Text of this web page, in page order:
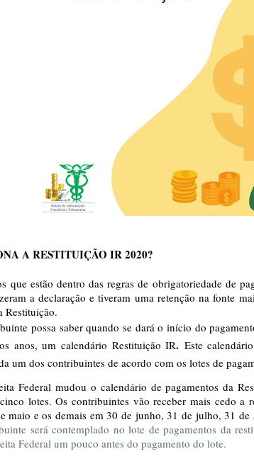
A RESTITUIÇÃO IR 2020?
que estão dentro das regras de obrigatoriedade de
a declaração e tiveram uma retenção na fonte
Restituição.
possa saber quando se dará o início do
anos, um calendário Restituição IR. Este
um dos contribuintes de acordo com os lotes de
Federal mudou o calendário de pagamentos da
lotes. Os contribuintes vão receber mais cedo a
maio e os demais em 30 de junho, 31 de julho, 31 de
será contemplado no lote de pagamentos da
Federal um pouco antes do pagamento do lote.